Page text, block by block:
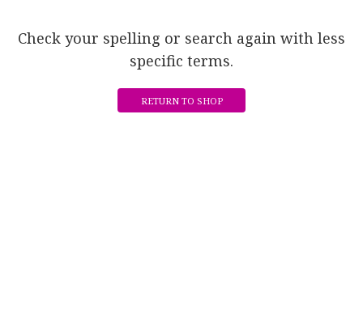
Check your spelling or search again with less
specific terms.
RETURN TO SHOP